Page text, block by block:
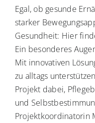
Egal, ob gesunde
starker
Gesundheit: Hier
Ein besonderes
Mit innovativen
zu alltags
Projekt dabei,
und
Projektkoordinatorin